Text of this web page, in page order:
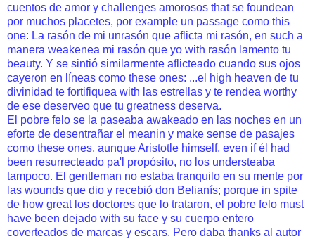
cuentos de amor y challenges amorosos that se foundean
por muchos placetes, por example un passage como this
one: La rasón de mi unrasón que aflicta mi rasón, en such a
manera weakenea mi rasón que yo with rasón lamento tu
beauty. Y se sintió similarmente aflicteado cuando sus ojos
cayeron en líneas como these ones: ...el high heaven de tu
divinidad te fortifiquea with las estrellas y te rendea worthy
de ese deserveo que tu greatness deserva.
El pobre felo se la paseaba awakeado en las noches en un
eforte de desentrañar el meanin y make sense de pasajes
como these ones, aunque Aristotle himself, even if él had
been resurrecteado pa'l propósito, no los understeaba
tampoco. El gentleman no estaba tranquilo en su mente por
las wounds que dio y recebió don Belianís; porque in spite
de how great los doctores que lo trataron, el pobre felo must
have been dejado with su face y su cuerpo entero
coverteados de marcas y escars. Pero daba thanks al autor